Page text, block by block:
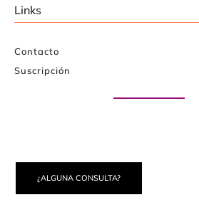
Links
Contacto
Suscripción
¿ALGUNA CONSULTA?